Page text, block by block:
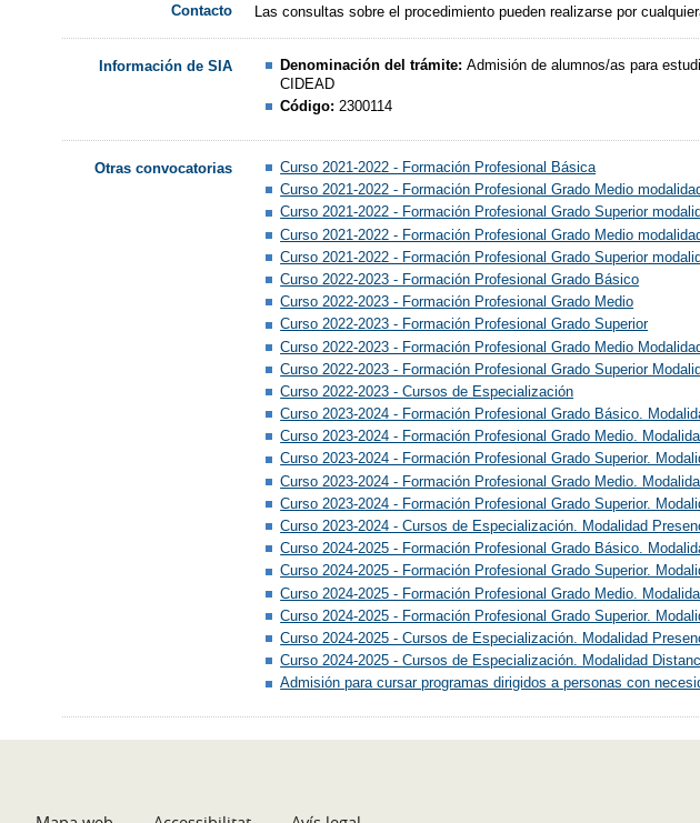
Contacto Las consultas sobre el procedimiento pueden realizarse por
Información de SIA Denominación del trámite:Admisión de alumnos/as para
CIDEAD
Código:2300114
Otras convocatorias
Curso 2021-2022 - Formación Profesional Básica
Curso 2021-2022 - Formación Profesional Grado Medio
Curso 2021-2022 - Formación Profesional Grado Superior
Curso 2021-2022 - Formación Profesional Grado Medio
Curso 2021-2022 - Formación Profesional Grado Superior
Curso 2022-2023 - Formación Profesional Grado Básico
Curso 2022-2023 - Formación Profesional Grado Medio
Curso 2022-2023 - Formación Profesional Grado Superior
Curso 2022-2023 - Formación Profesional Grado Medio
Curso 2022-2023 - Formación Profesional Grado Superior
Curso 2022-2023 - Cursos de Especialización
Curso 2023-2024 - Formación Profesional Grado Básico.
Curso 2023-2024 - Formación Profesional Grado Medio.
Curso 2023-2024 - Formación Profesional Grado Superior.
Curso 2023-2024 - Formación Profesional Grado Medio.
Curso 2023-2024 - Formación Profesional Grado Superior.
Curso 2023-2024 - Cursos de Especialización. Modalidad
Curso 2024-2025 - Formación Profesional Grado Básico.
Curso 2024-2025 - Formación Profesional Grado Superior.
Curso 2024-2025 - Formación Profesional Grado Medio.
Curso 2024-2025 - Formación Profesional Grado Superior.
Curso 2024-2025 - Cursos de Especialización. Modalidad
Curso 2024-2025 - Cursos de Especialización. Modalidad
Admisión para cursar programas dirigidos a personas con